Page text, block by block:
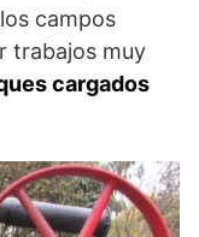
campos
trabajos muy
cargados